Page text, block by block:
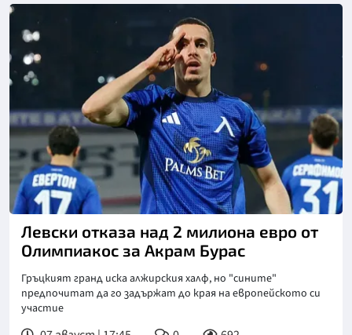
Снимка: goggle
Левски отказа над 2 милиона евро от
Олимпиакос за Акрам Бурас
Гръцкият гранд иска алжирския халф, но "сините"
предпочитат да го задържат до края на европейското си
участие